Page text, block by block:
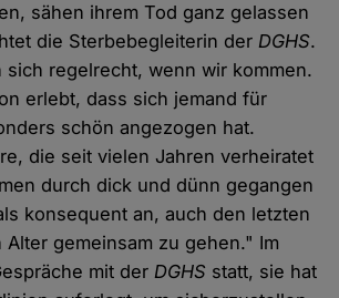
sähen ihrem Tod ganz gelassen
die Sterbebegleiterin derDGHS.
regelrecht, wenn wir kommen.
erlebt, dass sich jemand für
schön angezogen hat.
die seit vielen Jahren verheiratet
durch dick und dünn gegangen
konsequent an, auch den letzten
Alter gemeinsam zu gehen." Im
mit derDGHS statt, sie hat